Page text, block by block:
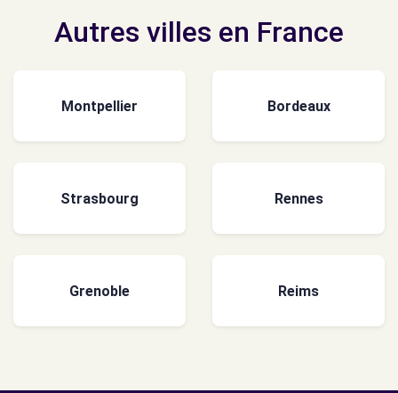
Autres villes en France
Montpellier Bordeaux
Strasbourg Rennes
Grenoble Reims